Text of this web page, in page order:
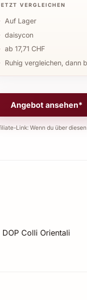
VERGLEICHEN
Auf Lager
daisycon
ab 17,71 CHF
Ruhig vergleichen, dann
Angebot ansehen*
Link: Wenn du über
Colli Orientali